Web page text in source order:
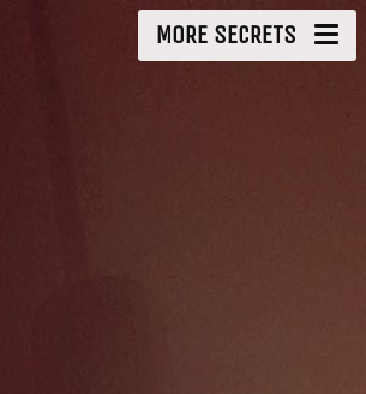
MORE SECRETS